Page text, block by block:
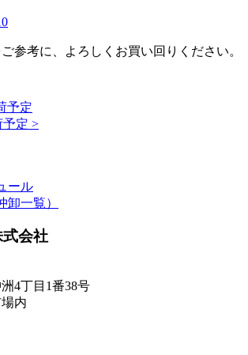
参考に、よろしくお買い回りください。
予定
予定 >
ール
卸一覧）
4丁目1番38号
内